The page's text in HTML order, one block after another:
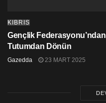
KIBRIS
Gençlik
Tutumdan Dönün
Gazedda 23 MART 2025